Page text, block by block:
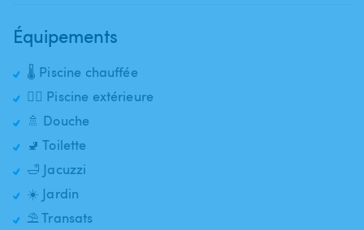
Équipements
🌡️ Piscine chauffée
🏊‍♂️ Piscine extérieure
🚿 Douche
🚽 Toilette
🛁 Jacuzzi
☀️ Jardin
⛱️ Transats